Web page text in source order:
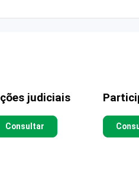
judiciais
Consultar